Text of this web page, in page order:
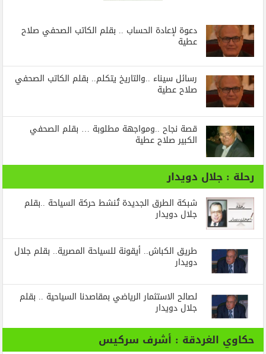
دعوة لإعادة الحساب .. بقلم الكاتب الصحفي صلاح
عطية
رسائل‭ ‬سيناء‭.. ‬والتاريخ‭ ‬يتكلم.. بقلم الكاتب الصحفي
صلاح عطية
قصة نجاح ..ومواجهة مطلوبة … بقلم الصحفي
الكبير صلاح عطية
رحلة : جلال دويدار
شبكة الطرق الجديدة تُنشط حركة السياحة ..بقلم
جلال دويدار
طريق الكباش.. أيقونة للسياحة المصرية.. بقلم جلال
دويدار
لصالح الاستثمار الرياضي بمقاصدنا السياحية .. بقلم
جلال دويدار
حكاوي الغردقة : أشرف سركيس